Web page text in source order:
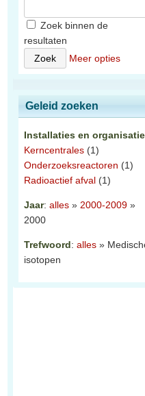
Zoek binnen de
resultaten
Meer opties
Geleid zoeken
Installaties en
Kerncentrales (1)
Onderzoeksreactoren (1)
Radioactief afval (1)
Jaar: alles » 2000-2009 »
2000
Trefwoord: alles »
isotopen